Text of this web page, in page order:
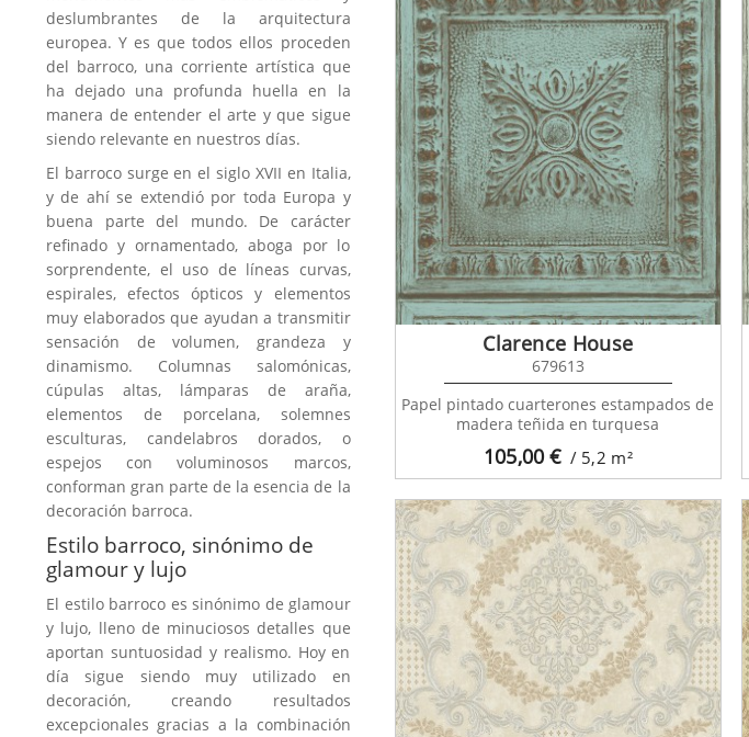
deslumbrantes de la arquitectura
europea. Y es que todos ellos proceden
del barroco, una corriente artística que
ha dejado una profunda huella en la
manera de entender el arte y que sigue
siendo relevante en nuestros días.
El barroco surge en el siglo XVII en Italia,
y de ahí se extendió por toda Europa y
buena parte del mundo. De carácter
refinado y ornamentado, aboga por lo
sorprendente, el uso de líneas curvas,
espirales, efectos ópticos y elementos
muy elaborados que ayudan a transmitir
sensación de volumen, grandeza y
dinamismo. Columnas salomónicas,
cúpulas altas, lámparas de araña,
elementos de porcelana, solemnes
esculturas, candelabros dorados, o
espejos con voluminosos marcos,
conforman gran parte de la esencia de la
decoración barroca.
Estilo barroco, sinónimo de
glamour y lujo
El estilo barroco es sinónimo de glamour
y lujo, lleno de minuciosos detalles que
aportan suntuosidad y realismo. Hoy en
día sigue siendo muy utilizado en
decoración, creando resultados
excepcionales gracias a la combinación
105,00€ / 5,2 m²
Clarence House
679613
Papel pintado cuarterones estampados de
madera teñida en turquesa